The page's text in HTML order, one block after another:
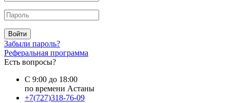
Войти
Забыли пароль?
Реферальная программа
Есть вопросы?
С 9:00 до 18:00
по времени Астаны
+7(727)318-76-09